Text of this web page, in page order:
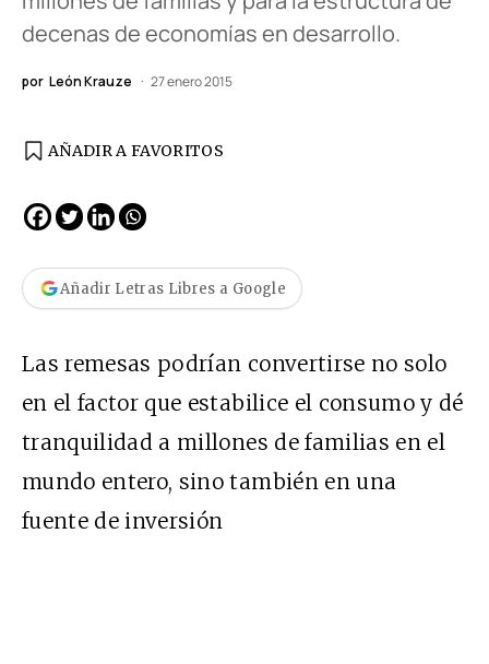
decenas de economías en desarrollo.
por León Krauze 27 enero 2015
AÑADIR A FAVORITOS
Añadir Letras Libres a Google
Las remesas podrían convertirse no solo
en el factor que estabilice el consumo y dé
tranquilidad a millones de familias en el
mundo entero, sino también en una
fuente de inversión